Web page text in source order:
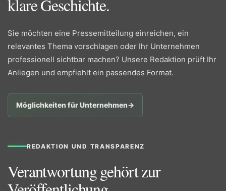
klare Geschichte.
Sie möchten eine Pressemitteilung einreichen, ein
relevantes Thema vorschlagen oder Ihr Unternehmen
professionell sichtbar machen? Unsere Redaktion prüft Ihr
Anliegen und empfiehlt ein passendes Format.
Möglichkeiten für Unternehmen→
REDAKTION UND TRANSPARENZ
Verantwortung gehört zur